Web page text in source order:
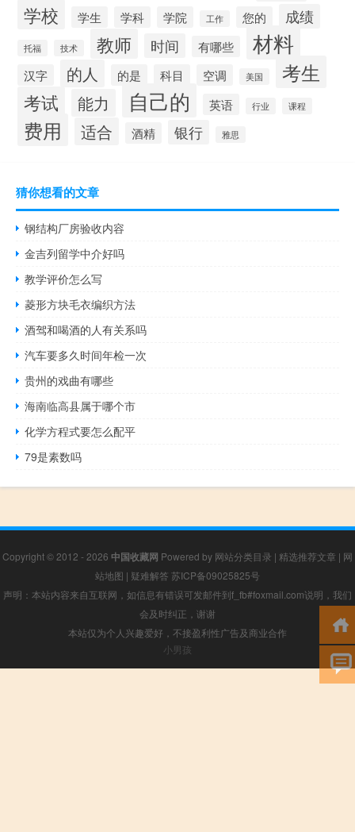
学校 学生 学科 学院 工作 您的 成绩
托福 技术 教师 时间 有哪些 材料
汉字 的人 的是 科目 空调 美国 考生
考试 能力 自己的 英语 行业 课程
费用 适合 酒精 银行 雅思
猜你想看的文章
钢结构厂房验收内容
金吉列留学中介好吗
教学评价怎么写
菱形方块毛衣编织方法
酒驾和喝酒的人有关系吗
汽车要多久时间年检一次
贵州的戏曲有哪些
海南临高县属于哪个市
化学方程式要怎么配平
79是素数吗
Copyright © 2012 - 2026 中国收藏网 Powered by 网站分类目录 | 精选推荐文章 | 网
站地图 | 疑难解答 苏ICP备09025825号
声明：本站内容来自互联网，如信息有错误可发邮件到f_fb#foxmail.com说明，我们
会及时纠正，谢谢
本站仅为个人兴趣爱好，不接盈利性广告及商业合作
小男孩